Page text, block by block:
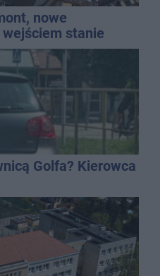
nowe
wejściem stanie
Golfa? Kierowca